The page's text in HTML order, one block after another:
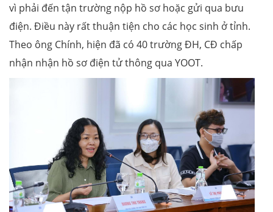
vì phải đến tận trường nộp hồ sơ hoặc gửi qua bưu
điện. Điều này rất thuận tiện cho các học sinh ở tỉnh.
Theo ông Chính, hiện đã có 40 trường ĐH, CĐ chấp
nhận nhận hồ sơ điện tử thông qua YOOT.